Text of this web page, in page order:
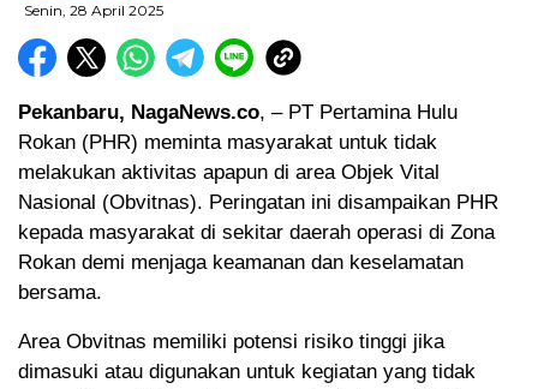
Senin, 28 April 2025
Pekanbaru, NagaNews.co, – PT Pertamina Hulu
Rokan (PHR) meminta masyarakat untuk tidak
melakukan aktivitas apapun di area Objek Vital
Nasional (Obvitnas). Peringatan ini disampaikan PHR
kepada masyarakat di sekitar daerah operasi di Zona
Rokan demi menjaga keamanan dan keselamatan
bersama.
Area Obvitnas memiliki potensi risiko tinggi jika
dimasuki atau digunakan untuk kegiatan yang tidak